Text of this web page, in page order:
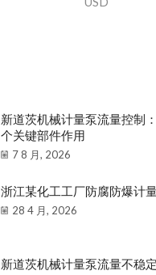
新道茨机械计量泵流量控制
个关键部件作用
7 8 月, 2026
浙江某化工工厂防腐防爆计
28 4 月, 2026
新道茨机械计量泵流量不稳